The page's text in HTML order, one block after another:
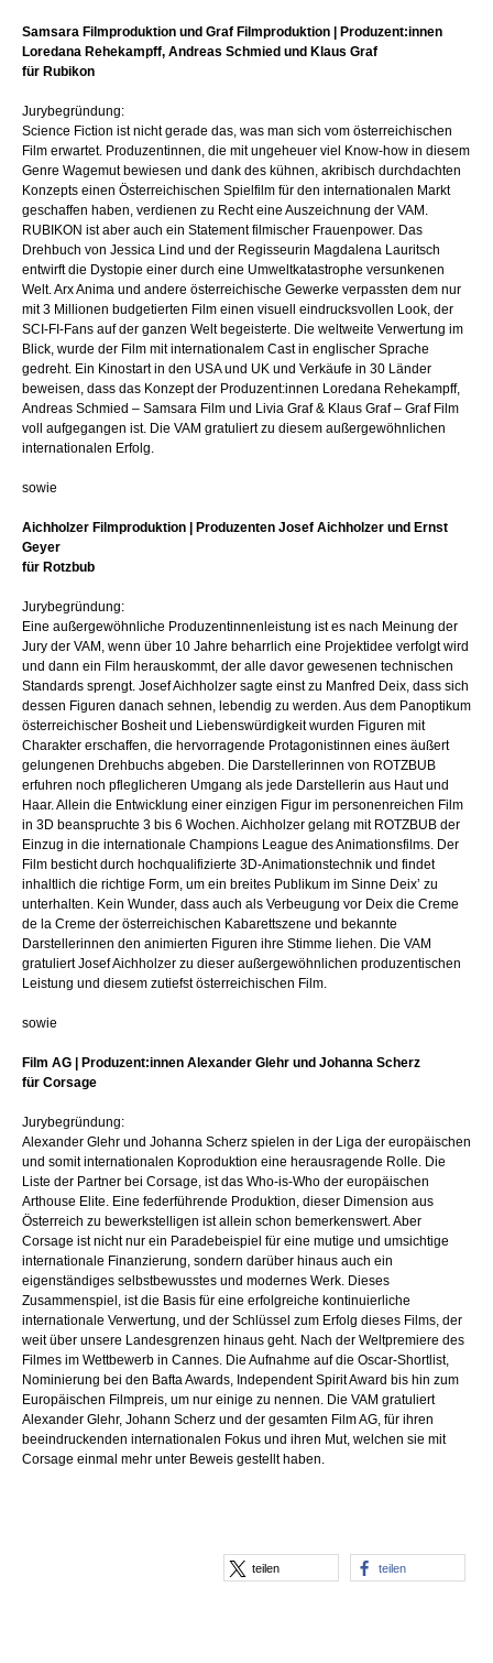
Samsara Filmproduktion und Graf Filmproduktion | Produzent:innen
Loredana Rehekampff, Andreas Schmied und Klaus Graf
für Rubikon
Jurybegründung:
Science Fiction ist nicht gerade das, was man sich vom österreichischen
Film erwartet. Produzentinnen, die mit ungeheuer viel Know-how in diesem
Genre Wagemut bewiesen und dank des kühnen, akribisch durchdachten
Konzepts einen Österreichischen Spielfilm für den internationalen Markt
geschaffen haben, verdienen zu Recht eine Auszeichnung der VAM.
RUBIKON ist aber auch ein Statement filmischer Frauenpower. Das
Drehbuch von Jessica Lind und der Regisseurin Magdalena Lauritsch
entwirft die Dystopie einer durch eine Umweltkatastrophe versunkenen
Welt. Arx Anima und andere österreichische Gewerke verpassten dem nur
mit 3 Millionen budgetierten Film einen visuell eindrucksvollen Look, der
SCI-FI-Fans auf der ganzen Welt begeisterte. Die weltweite Verwertung im
Blick, wurde der Film mit internationalem Cast in englischer Sprache
gedreht. Ein Kinostart in den USA und UK und Verkäufe in 30 Länder
beweisen, dass das Konzept der Produzent:innen Loredana Rehekampff,
Andreas Schmied ‒ Samsara Film und Livia Graf & Klaus Graf ‒ Graf Film
voll aufgegangen ist. Die VAM gratuliert zu diesem außergewöhnlichen
internationalen Erfolg.
sowie
Aichholzer Filmproduktion | Produzenten Josef Aichholzer und Ernst
Geyer
für Rotzbub
Jurybegründung:
Eine außergewöhnliche Produzentinnenleistung ist es nach Meinung der
Jury der VAM, wenn über 10 Jahre beharrlich eine Projektidee verfolgt wird
und dann ein Film herauskommt, der alle davor gewesenen technischen
Standards sprengt. Josef Aichholzer sagte einst zu Manfred Deix, dass sich
dessen Figuren danach sehnen, lebendig zu werden. Aus dem Panoptikum
österreichischer Bosheit und Liebenswürdigkeit wurden Figuren mit
Charakter erschaffen, die hervorragende Protagonistinnen eines äußert
gelungenen Drehbuchs abgeben. Die Darstellerinnen von ROTZBUB
erfuhren noch pfleglicheren Umgang als jede Darstellerin aus Haut und
Haar. Allein die Entwicklung einer einzigen Figur im personenreichen Film
in 3D beanspruchte 3 bis 6 Wochen. Aichholzer gelang mit ROTZBUB der
Einzug in die internationale Champions League des Animationsfilms. Der
Film besticht durch hochqualifizierte 3D-Animationstechnik und findet
inhaltlich die richtige Form, um ein breites Publikum im Sinne Deix’ zu
unterhalten. Kein Wunder, dass auch als Verbeugung vor Deix die Creme
de la Creme der österreichischen Kabarettszene und bekannte
Darstellerinnen den animierten Figuren ihre Stimme liehen. Die VAM
gratuliert Josef Aichholzer zu dieser außergewöhnlichen produzentischen
Leistung und diesem zutiefst österreichischen Film.
sowie
Film AG | Produzent:innen Alexander Glehr und Johanna Scherz
für Corsage
Jurybegründung:
Alexander Glehr und Johanna Scherz spielen in der Liga der europäischen
und somit internationalen Koproduktion eine herausragende Rolle. Die
Liste der Partner bei Corsage, ist das Who-is-Who der europäischen
Arthouse Elite. Eine federführende Produktion, dieser Dimension aus
Österreich zu bewerkstelligen ist allein schon bemerkenswert. Aber
Corsage ist nicht nur ein Paradebeispiel für eine mutige und umsichtige
internationale Finanzierung, sondern darüber hinaus auch ein
eigenständiges selbstbewusstes und modernes Werk. Dieses
Zusammenspiel, ist die Basis für eine erfolgreiche kontinuierliche
internationale Verwertung, und der Schlüssel zum Erfolg dieses Films, der
weit über unsere Landesgrenzen hinaus geht. Nach der Weltpremiere des
Filmes im Wettbewerb in Cannes. Die Aufnahme auf die Oscar-Shortlist,
Nominierung bei den Bafta Awards, Independent Spirit Award bis hin zum
Europäischen Filmpreis, um nur einige zu nennen. Die VAM gratuliert
Alexander Glehr, Johann Scherz und der gesamten Film AG, für ihren
beeindruckenden internationalen Fokus und ihren Mut, welchen sie mit
Corsage einmal mehr unter Beweis gestellt haben.
teilen teilen